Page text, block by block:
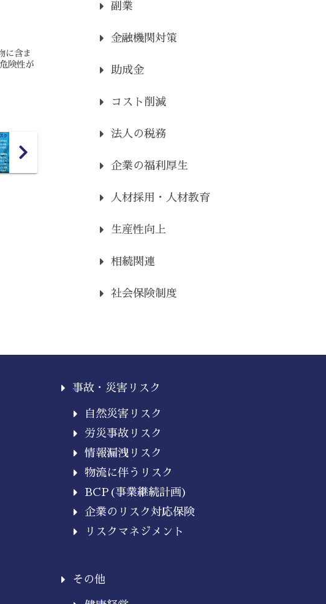
に含ま
険性が
副業
金融機関対策
助成金
コスト削減
法人の税務
企業の福利厚生
人材採用・人材教育
生産性向上
相続関連
社会保険制度
事故・災害リスク
自然災害リスク
労災事故リスク
情報漏洩リスク
物流に伴うリスク
BCP(事業継続計画)
企業のリスク対応保険
リスクマネジメント
その他